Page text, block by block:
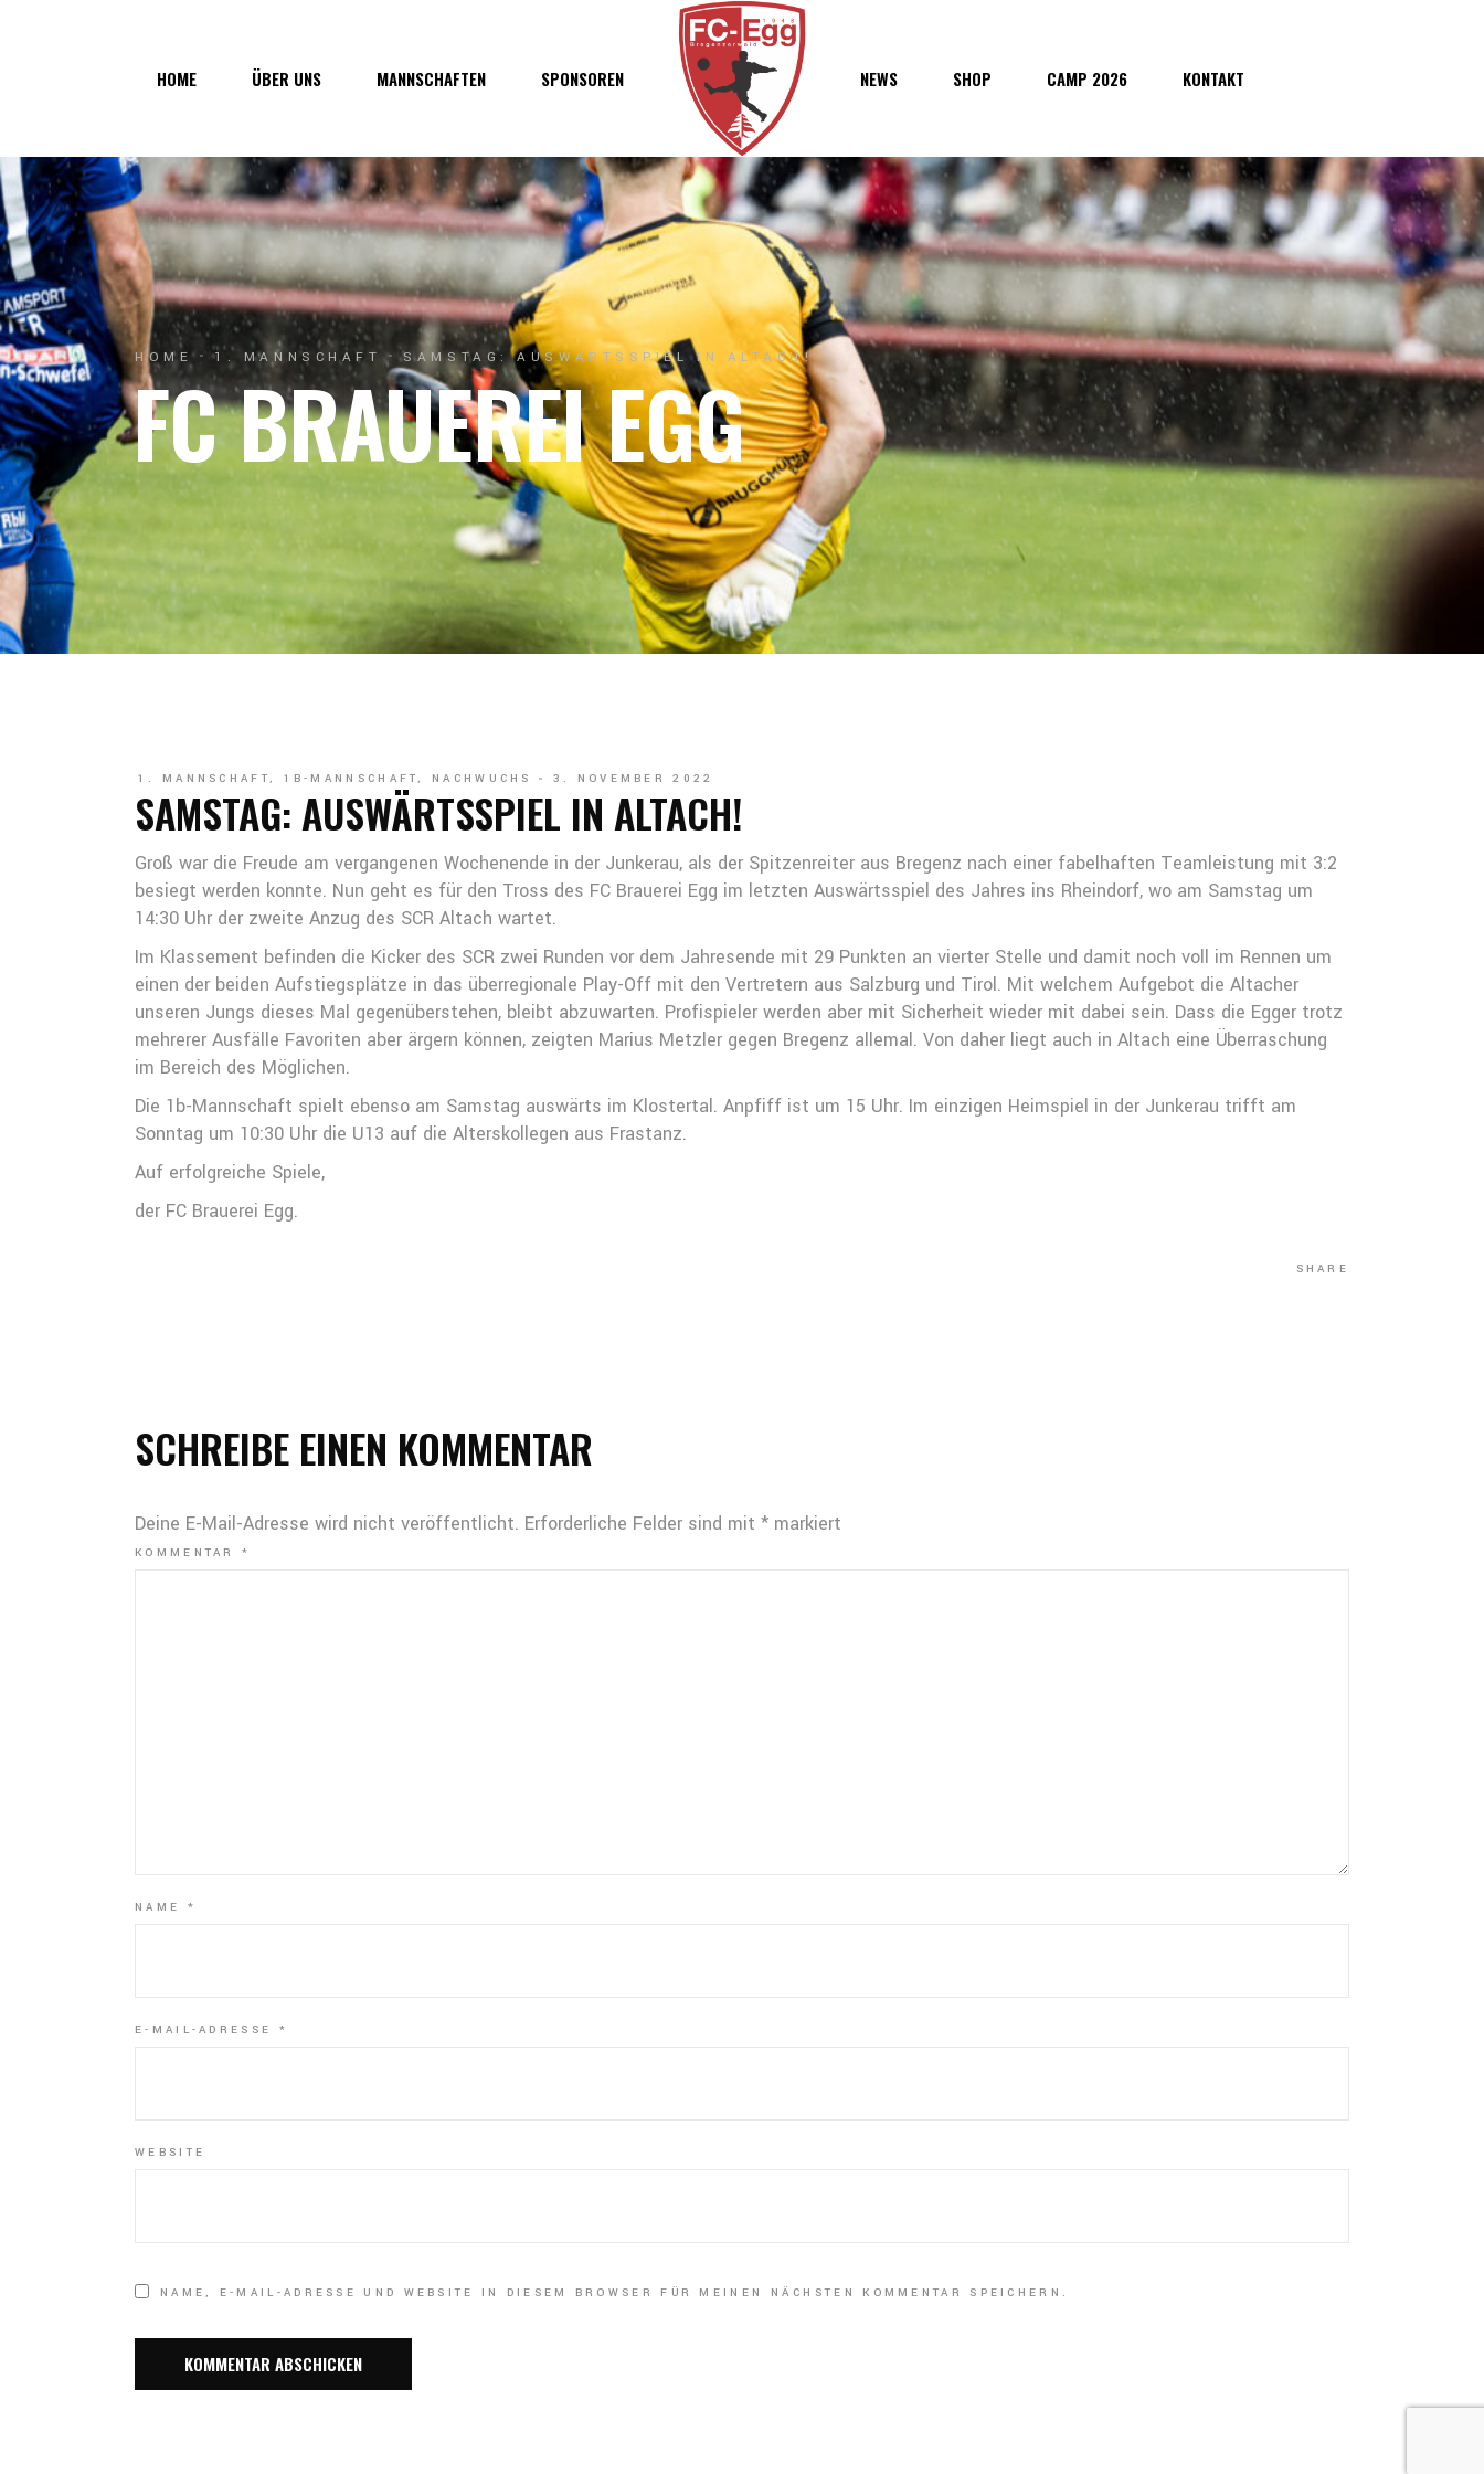
HOME ÜBER UNS
Über uns
Vorstand
Geschichte
Junkerau
MANNSCHAFTEN
1. Mannschaft
1b-Mannschaft
Nachwuchs
SPONSOREN NEWS SHOP CAMP 2026 KONTAKT
Junkerau
HOME 1. MANNSCHAFT SAMSTAG: AUSWÄRTSSPIEL IN ALTACH!
FC BRAUEREI EGG
1. MANNSCHAFT, 1B-MANNSCHAFT, NACHWUCHS 3. NOVEMBER 2022
SAMSTAG: AUSWÄRTSSPIEL IN ALTACH!
Groß war die Freude am vergangenen Wochenende in der Junkerau, als der Spitzenreiter aus Bregenz nach einer fabelhaften Teamleistung mit 3:2
besiegt werden konnte. Nun geht es für den Tross des FC Brauerei Egg im letzten Auswärtsspiel des Jahres ins Rheindorf, wo am Samstag um
14:30 Uhr der zweite Anzug des SCR Altach wartet.
Im Klassement befinden die Kicker des SCR zwei Runden vor dem Jahresende mit 29 Punkten an vierter Stelle und damit noch voll im Rennen um
einen der beiden Aufstiegsplätze in das überregionale Play-Off mit den Vertretern aus Salzburg und Tirol. Mit welchem Aufgebot die Altacher
unseren Jungs dieses Mal gegenüberstehen, bleibt abzuwarten. Profispieler werden aber mit Sicherheit wieder mit dabei sein. Dass die Egger trotz
mehrerer Ausfälle Favoriten aber ärgern können, zeigten Marius Metzler gegen Bregenz allemal. Von daher liegt auch in Altach eine Überraschung
im Bereich des Möglichen.
Die 1b-Mannschaft spielt ebenso am Samstag auswärts im Klostertal. Anpfiff ist um 15 Uhr. Im einzigen Heimspiel in der Junkerau trifft am
Sonntag um 10:30 Uhr die U13 auf die Alterskollegen aus Frastanz.
Auf erfolgreiche Spiele,
der FC Brauerei Egg.
SHARE
SCHREIBE EINEN KOMMENTAR
Deine E-Mail-Adresse wird nicht veröffentlicht. Erforderliche Felder sind mit * markiert
KOMMENTAR*
NAME *
E-MAIL-ADRESSE *
WEBSITE
NAME, E-MAIL-ADRESSE UND WEBSITE IN DIESEM BROWSER FÜR MEINEN NÄCHSTEN KOMMENTAR SPEICHERN.